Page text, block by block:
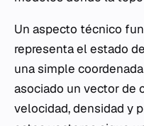
Un aspecto técnico
representa el estado
una simple
asociado un vector de
velocidad, densidad y